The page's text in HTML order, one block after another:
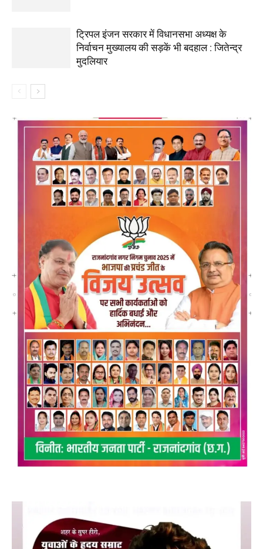
ट्रिपल इंजन सरकार में विधानसभा अध्यक्ष के
निर्वाचन मुख्यालय की सड़कें भी बदहाल : जितेन्द्र
मुदलियार